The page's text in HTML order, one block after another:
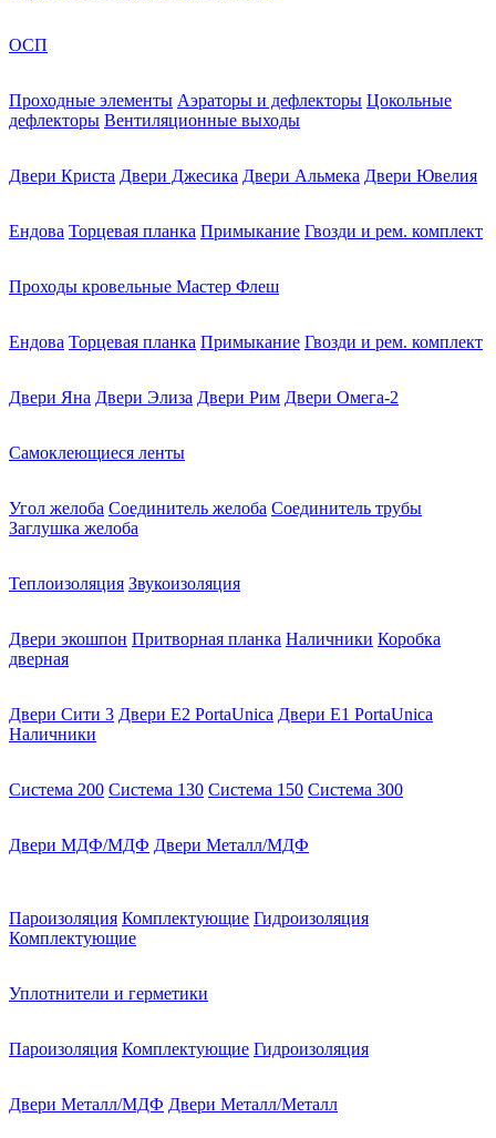
ОСП
Проходные элементы Аэраторы и дефлекторы Цокольные
дефлекторы Вентиляционные выходы
Двери Криста Двери Джесика Двери Альмека Двери Ювелия
Ендова Торцевая планка Примыкание Гвозди и рем. комплект
Проходы кровельные Мастер Флеш
Ендова Торцевая планка Примыкание Гвозди и рем. комплект
Двери Яна Двери Элиза Двери Рим Двери Омега-2
Самоклеющиеся ленты
Угол желоба Соединитель желоба Соединитель трубы
Заглушка желоба
Теплоизоляция Звукоизоляция
Двери экошпон Притворная планка Наличники Коробка
дверная
Двери Сити 3 Двери E2 PortaUnica Двери E1 PortaUnica
Наличники
Система 200 Система 130 Система 150 Система 300
Двери МДФ/МДФ Двери Металл/МДФ
Пароизоляция Комплектующие Гидроизоляция
Комплектующие
Уплотнители и герметики
Пароизоляция Комплектующие Гидроизоляция
Двери Металл/МДФ Двери Металл/Металл